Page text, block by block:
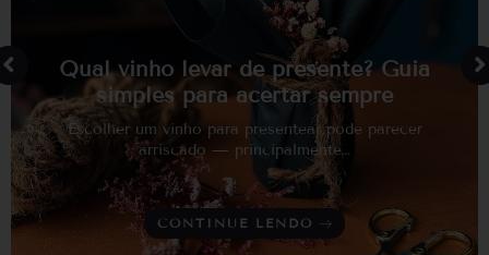
Qual vinho levar de presente? Guia
simples para acertar sempre
Escolher um vinho para presentear pode parecer
arriscado — principalmente…
CONTINUE LENDO